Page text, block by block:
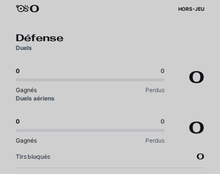
0 HORS-JEU
Défense
Duels
0 0
Gagnés Perdus
0
Duels aériens
0 0
Gagnés Perdus
0
Tirs bloqués 0